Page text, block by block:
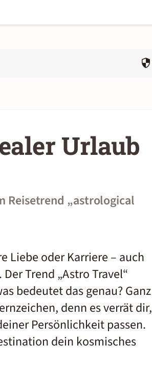
Urlaub
Reisetrend „astrological
Liebe oder Karriere – auch
Trend „Astro Travel“
bedeutet das genau? Ganz
denn es verrät dir,
Persönlichkeit passen.
dein kosmisches